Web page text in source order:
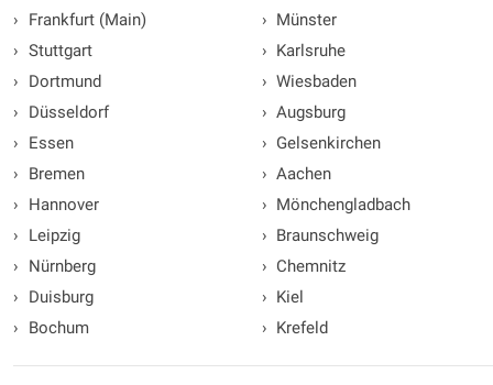
›
Frankfurt (Main)
› Stuttgart
›
Dortmund
›
Düsseldorf
›
Essen
›
Bremen
›
Hannover
›
Leipzig
›
Nürnberg
›
Duisburg
›
Bochum
› Münster
› Karlsruhe
› Wiesbaden
› Augsburg
› Gelsenkirchen
› Aachen
› Mönchengladbach
› Braunschweig
› Chemnitz
› Kiel
› Krefeld